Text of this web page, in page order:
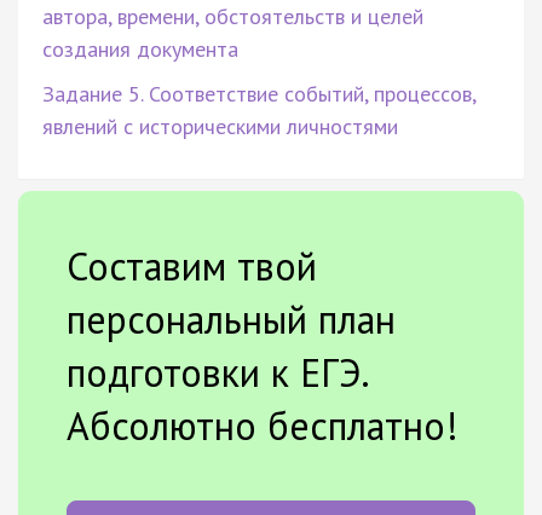
автора, времени, обстоятельств и целей
создания документа
Задание 5. Соответствие событий, процессов,
явлений с историческими личностями
Составим твой
персональный план
подготовки к ЕГЭ.
Абсолютно бесплатно!